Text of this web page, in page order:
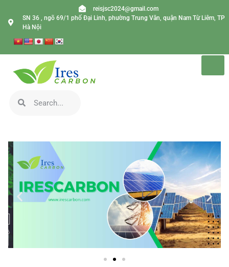
reisjsc2024@gmail.com
SN 36 , ngõ 69/1 phố Đại Linh, phường Trung Văn, quận Nam Từ Liêm, TP
Hà Nội